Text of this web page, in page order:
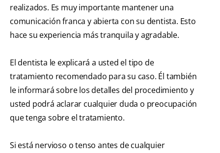
realizados. Es muy importante mantener una
comunicación franca y abierta con su dentista. Esto
hace su experiencia más tranquila y agradable.
El dentista le explicará a usted el tipo de
tratamiento recomendado para su caso. Él también
le informará sobre los detalles del procedimiento y
usted podrá aclarar cualquier duda o preocupación
que tenga sobre el tratamiento.
Si está nervioso o tenso antes de cualquier